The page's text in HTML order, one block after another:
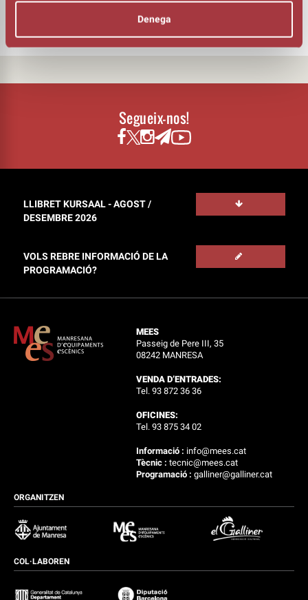
Denega
Berta Sala
Segueix-nos!
LLIBRET KURSAAL - AGOST /
DESEMBRE 2026
VOLS REBRE INFORMACIÓ DE LA
PROGRAMACIÓ?
MEES
Passeig de Pere III, 35
08242 MANRESA
VENDA D’ENTRADES:
Tel. 93 872 36 36
OFICINES:
Tel. 93 875 34 02
Informació : info@mees.cat
Tècnic :tecnic@mees.cat
Programació :galliner@galliner.cat
ORGANITZEN
COL·LABOREN